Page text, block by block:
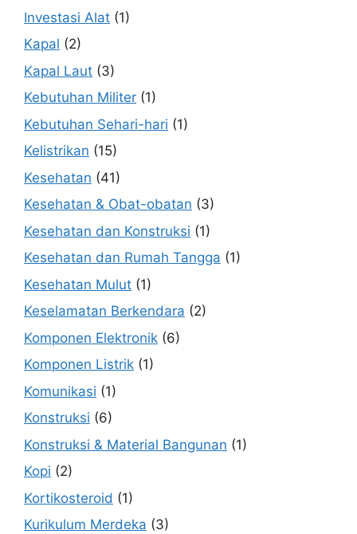
Investasi Alat (1)
Kapal (2)
Kapal Laut (3)
Kebutuhan Militer (1)
Kebutuhan Sehari-hari (1)
Kelistrikan (15)
Kesehatan (41)
Kesehatan & Obat-obatan (3)
Kesehatan dan Konstruksi (1)
Kesehatan dan Rumah Tangga (1)
Kesehatan Mulut (1)
Keselamatan Berkendara (2)
Komponen Elektronik (6)
Komponen Listrik (1)
Komunikasi (1)
Konstruksi (6)
Konstruksi & Material Bangunan (1)
Kopi (2)
Kortikosteroid (1)
Kurikulum Merdeka (3)